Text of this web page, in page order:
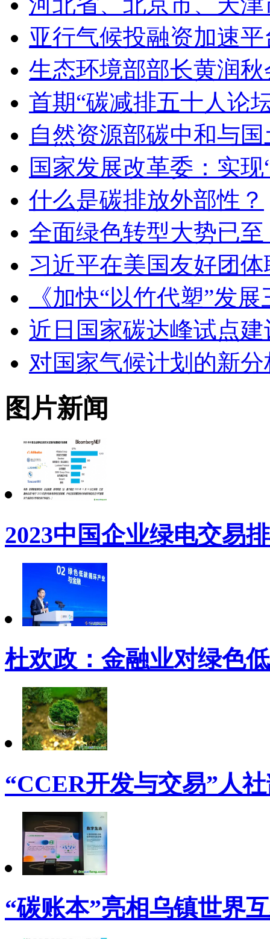
亚行气候投融资加速平
生态环境部部长黄润
首期“碳减排五十人论
自然资源部碳中和与
国家发展改革委：实
什么是碳排放外部性？
全面绿色转型大势已
习近平在美国友好团
《加快“以竹代塑”发
近日国家碳达峰试点
对国家气候计划的新
图片新闻
2023中国企业绿电交易
杜欢政：金融业对绿色
“CCER开发与交易”人
“碳账本”亮相乌镇世界